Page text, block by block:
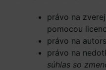
právo na
pomocou
právo na
právo na
súhlas so